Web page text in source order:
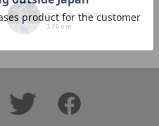
kai
SUPER SHOP 松江店
176cm